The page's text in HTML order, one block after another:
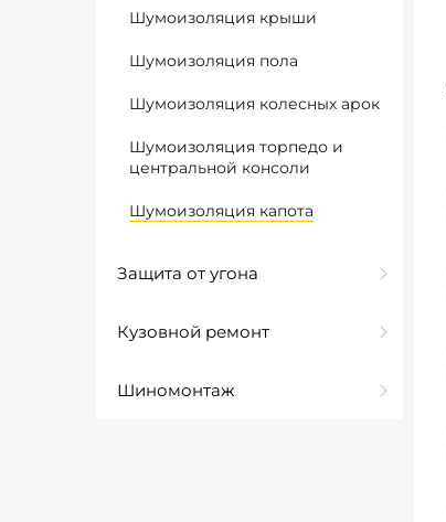
Шумоизоляция крыши
Шумоизоляция пола
Шумоизоляция колесных арок
Шумоизоляция торпедо и
центральной консоли
Шумоизоляция капота
Защита от угона
Кузовной ремонт
Шиномонтаж